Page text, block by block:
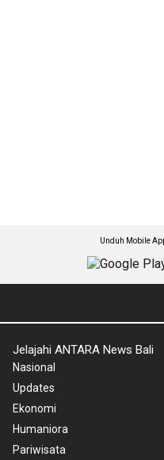
Unduh Mobile
Jelajahi ANTARA News Bali
Nasional
Updates
Ekonomi
Humaniora
Pariwisata